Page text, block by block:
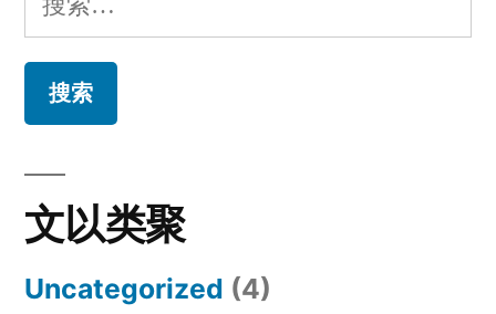
索：
文以类聚
Uncategorized (4)